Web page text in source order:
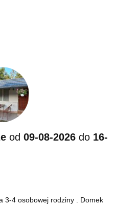
od 09-08-2026 do 16-
3-4 osobowej rodziny . Domek